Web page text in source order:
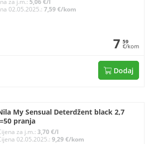
za j.m.:5,06 €/l
02.05.2025.:7,59 €/kom
7 59
€/kom
Dodaj
My Sensual Deterdžent black 2,7
pranja
za j.m.: 3,70 €/l
02.05.2025.: 9,29 €/kom